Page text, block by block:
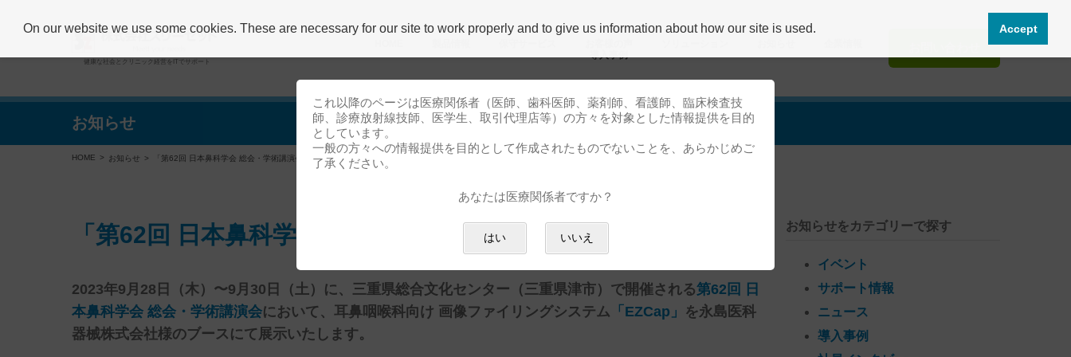
健康な社会とクリニック経営をITでサポート
導⼊事例
お知らせ
HOME お知らせ 「第62回 日本鼻科学会 総会・学術講演会」出展のお知らせ
「第62回 日本鼻科学会 総会・学術講演会」出展のお知らせ
2023年9月28日（木）〜9月30日（土）に、 三重県総合文化センター （ 三重県津市）で開催される第62回 日
本鼻科学会 総会・学術講演会において、耳鼻咽喉科向け 画像ファイリングシステム 「EZCap」 を永島医科
器械株式会社様のブースにて展示いたします。
お知らせをカテゴリーで探す
イベント
サポート情報
ニュース
導入事例
これ以降のページは医療関係者（医師、歯科医師、薬剤師、看護師、臨床検査技
師、診療放射線技師、医学生、取引代理店等）の方々を対象とした情報提供を目的
としています。
一般の方々への情報提供を目的として作成されたものでないことを、あらかじめご
了承ください。
あなたは医療関係者ですか？
はい いいえ
On our website we use some cookies. These are necessary for our site to work properly and to give us information about how our site is used. Accept